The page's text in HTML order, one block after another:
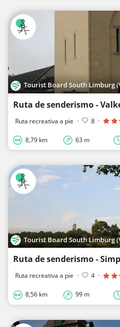
Tourist Board South Limburg
Ruta recreativa a pie · 8 ·
8,79 km 63 m
Tourist Board South Limburg
Ruta recreativa a pie · 4 ·
8,56 km 99 m